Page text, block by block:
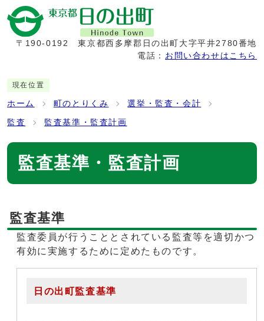
〒190-0192
東京都西多摩郡日の出町大字平井2780番地
電話： お問い合わせはこちら
現在位置
ホーム 町のとりくみ 選挙・監査・会計
監査 監査基準・監査計画
監査基準・監査計画
監査基準
監査委員が行うこととされている監査等を適切かつ
有効に実施するために定めたものです。
日の出町監査基準